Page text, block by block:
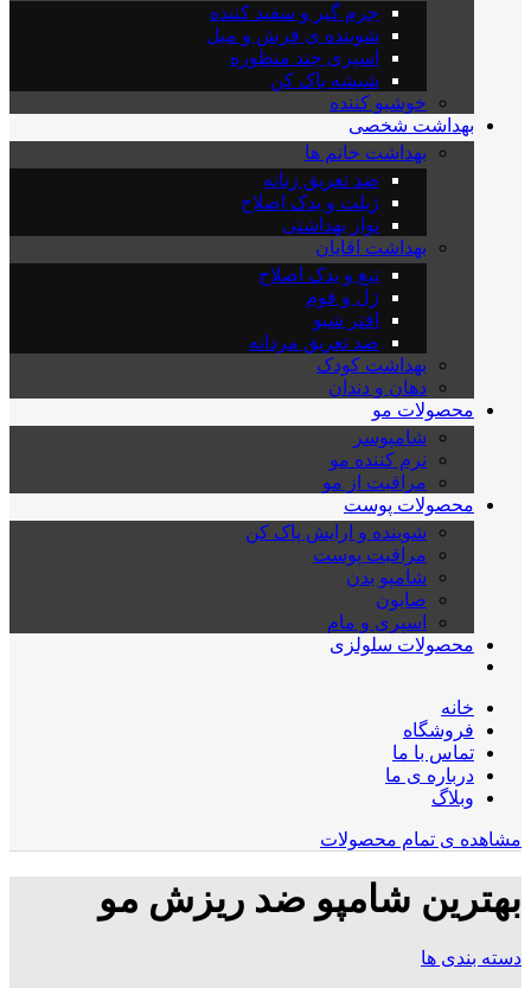
جرم گیر و سفید کننده
شوینده ی فرش و مبل
اسپری چند منظوره
شیشه پاک کن
خوشبو کننده
بهداشت شخصی
بهداشت خانم ها
ضد تعریق زنانه
ژیلت و یدک اصلاح
نوار بهداشتی
بهداشت اقایان
تیغ و یدک اصلاح
ژل و فوم
افتر شیو
ضد تعریق مردانه
بهداشت کودک
دهان و دندان
محصولات مو
شامپوسر
نرم کننده مو
مراقبت از مو
محصولات پوست
شوینده و ارایش پاک کن
مراقبت پوست
شامپو بدن
صابون
اسپری و مام
محصولات سلولزی
خانه
فروشگاه
تماس با ما
درباره ی ما
وبلاگ
مشاهده ی تمام محصولات
بهترین شامپو ضد ریزش مو
دسته بندی ها